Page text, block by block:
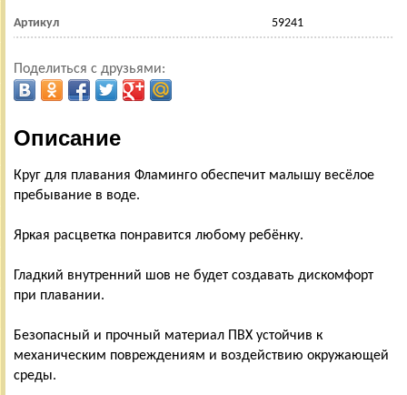
Артикул 59241
Поделиться с друзьями:
Описание
Круг для плавания Фламинго обеспечит малышу весёлое
пребывание в воде.
Яркая расцветка понравится любому ребёнку.
Гладкий внутренний шов не будет создавать дискомфорт
при плавании.
Безопасный и прочный материал ПВХ устойчив к
механическим повреждениям и воздействию окружающей
среды.